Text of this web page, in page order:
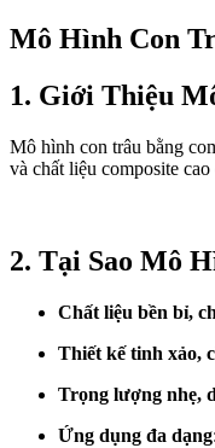
Mô Hình Con
1. Giới Thiệu
Mô hình con trâu bằng
và chất liệu composite
2. Tại Sao Mô
Chất liệu bền bỉ,
Thiết kế tinh xảo,
Trọng lượng nhẹ,
Ứng dụng đa dạng